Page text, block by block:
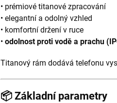
• prémiové titanové zpracování
• elegantní a odolný vzhled
• komfortní držení v ruce
• odolnost proti vodě a prachu
Titanový rám dodává telefonu
📦 Základní parametry